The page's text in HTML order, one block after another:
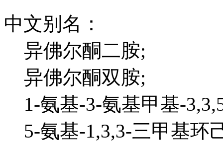
中文别名：
异佛尔酮二胺;
异佛尔酮双胺;
1-氨基-3-氨基甲基-
5-氨基-1,3,3-三甲基环